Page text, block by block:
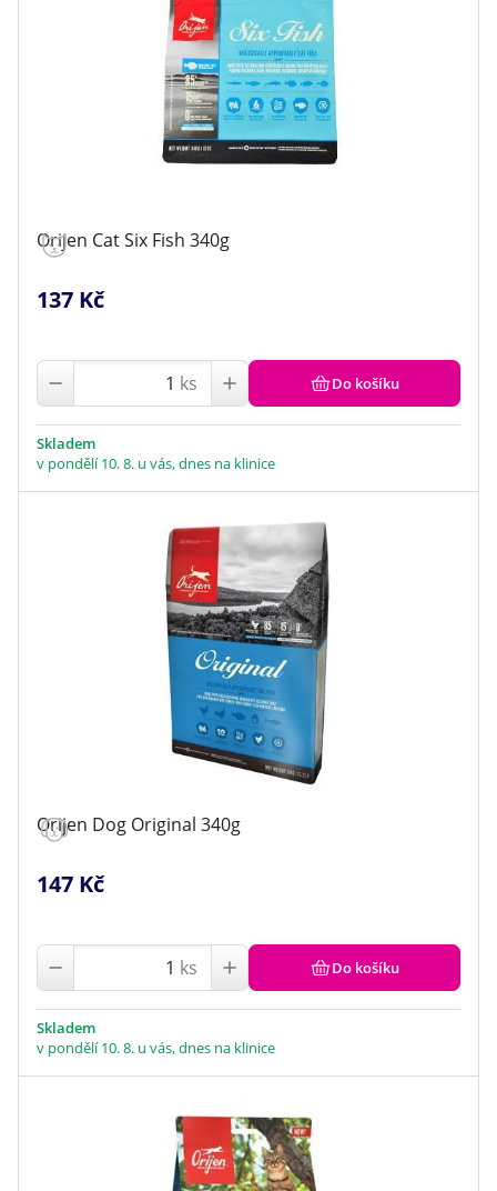
Orijen Cat Six Fish 340g
137 Kč
ks Do košíku
Skladem
v pondělí 10. 8. u vás, dnes na klinice
Orijen Dog Original 340g
147 Kč
ks Do košíku
Skladem
v pondělí 10. 8. u vás, dnes na klinice